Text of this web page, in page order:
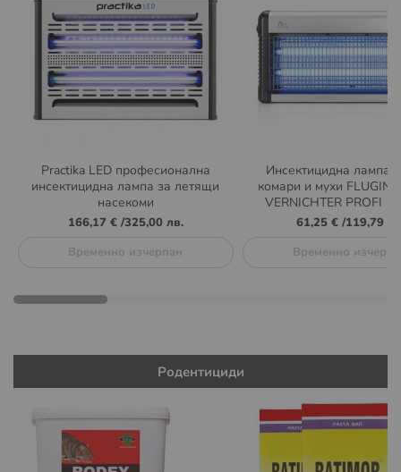
Practika LED професионална
инсектицидна лампа за летящи
насекоми
166,17 €/325,00 лв.
Временно изчерпан
Инсектицидна лампа
комари и мухи
VERNICHTER PROFI
61,25 €/119,79
Временно
Родентициди